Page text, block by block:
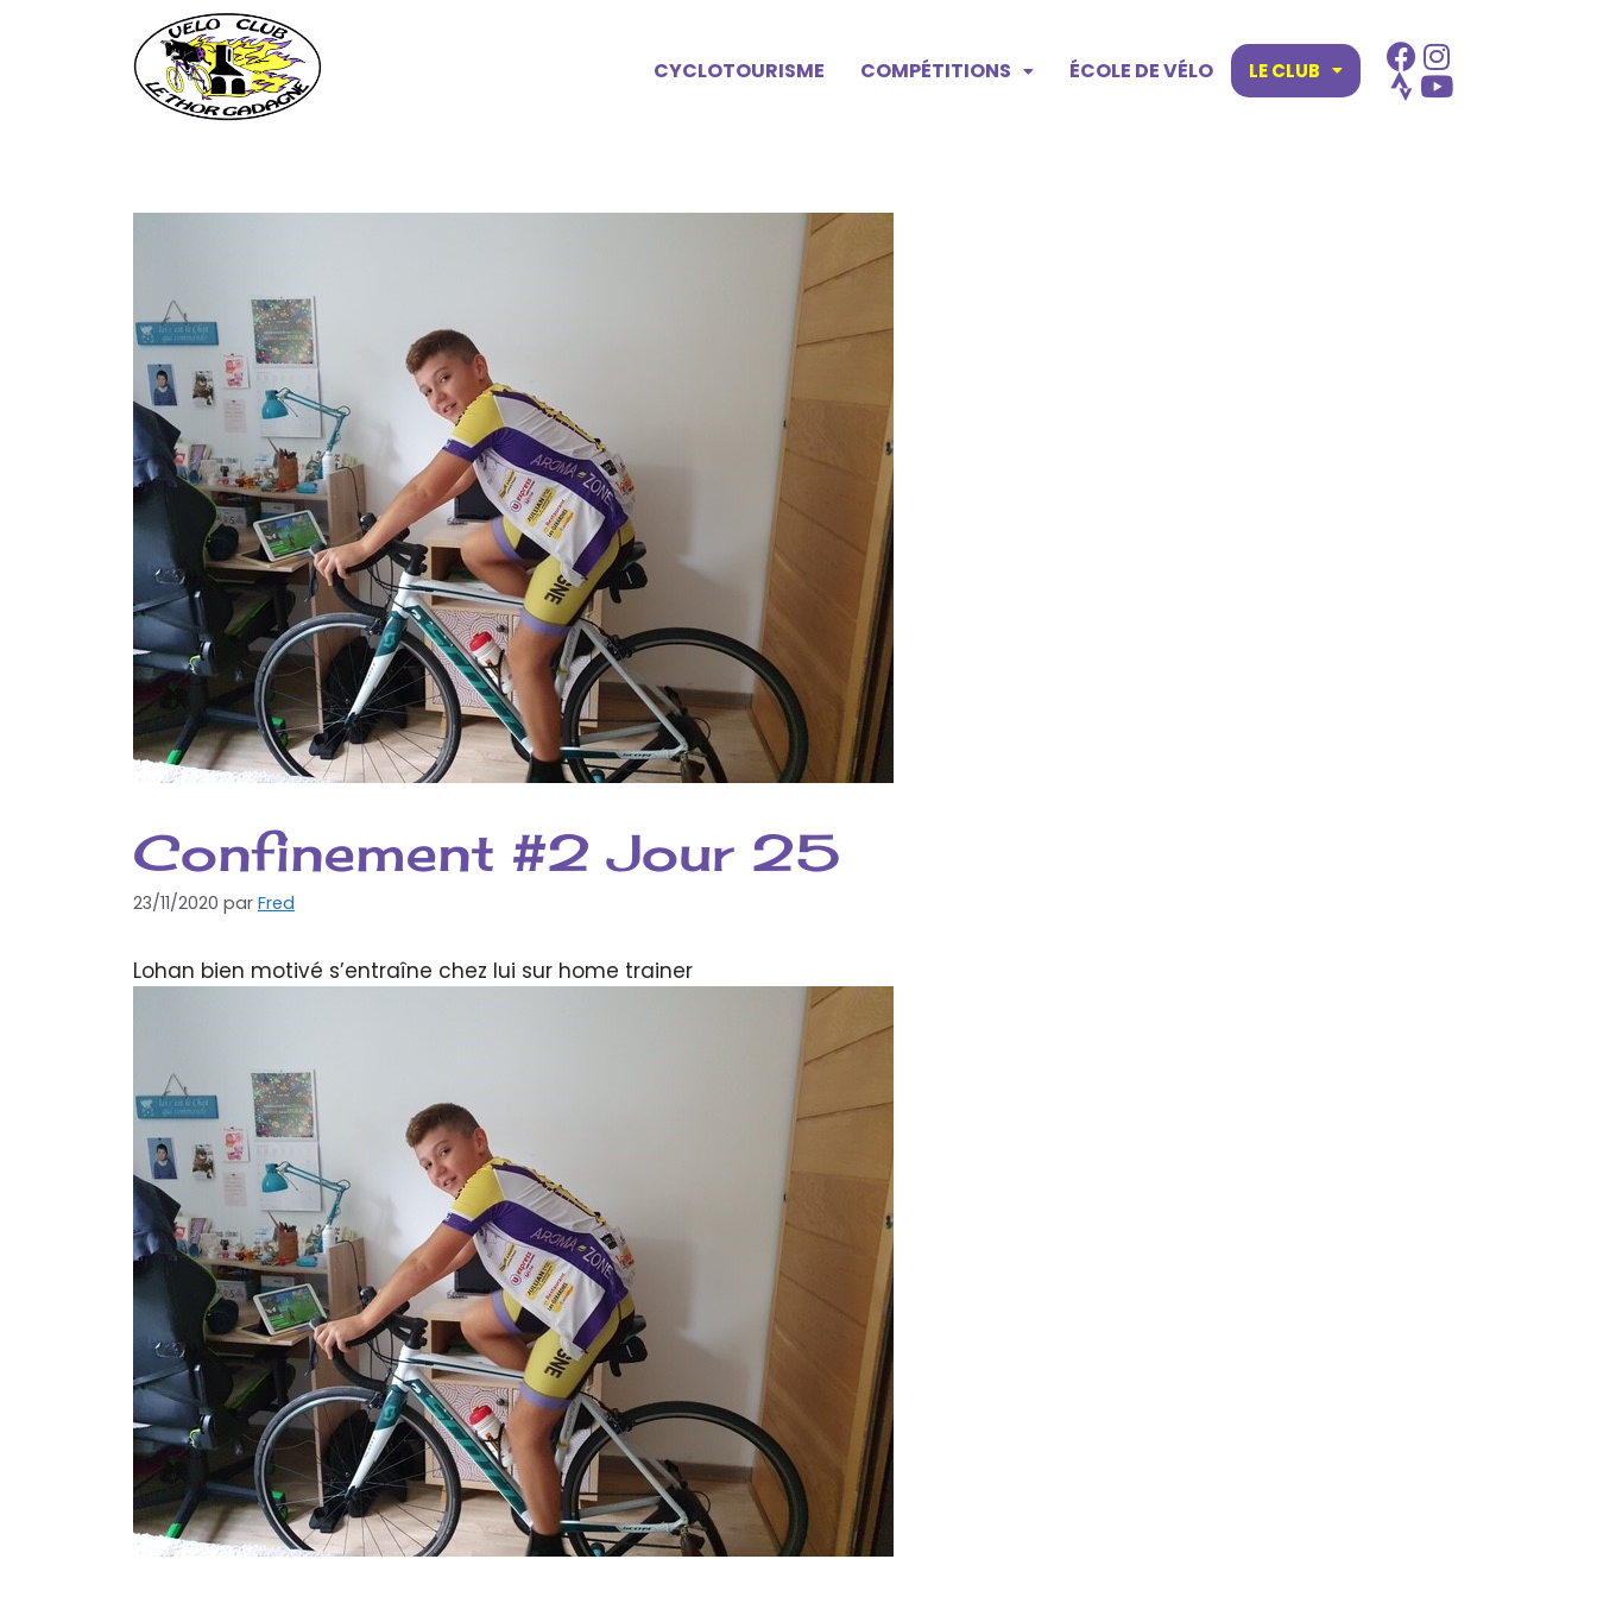
CYCLOTOURISME COMPÉTITIONS ÉCOLE DE VÉLO LE CLUB
Confinement #2 Jour 25
23/11/2020 par Fred
Lohan bien motivé s’entraîne chez lui sur home trainer